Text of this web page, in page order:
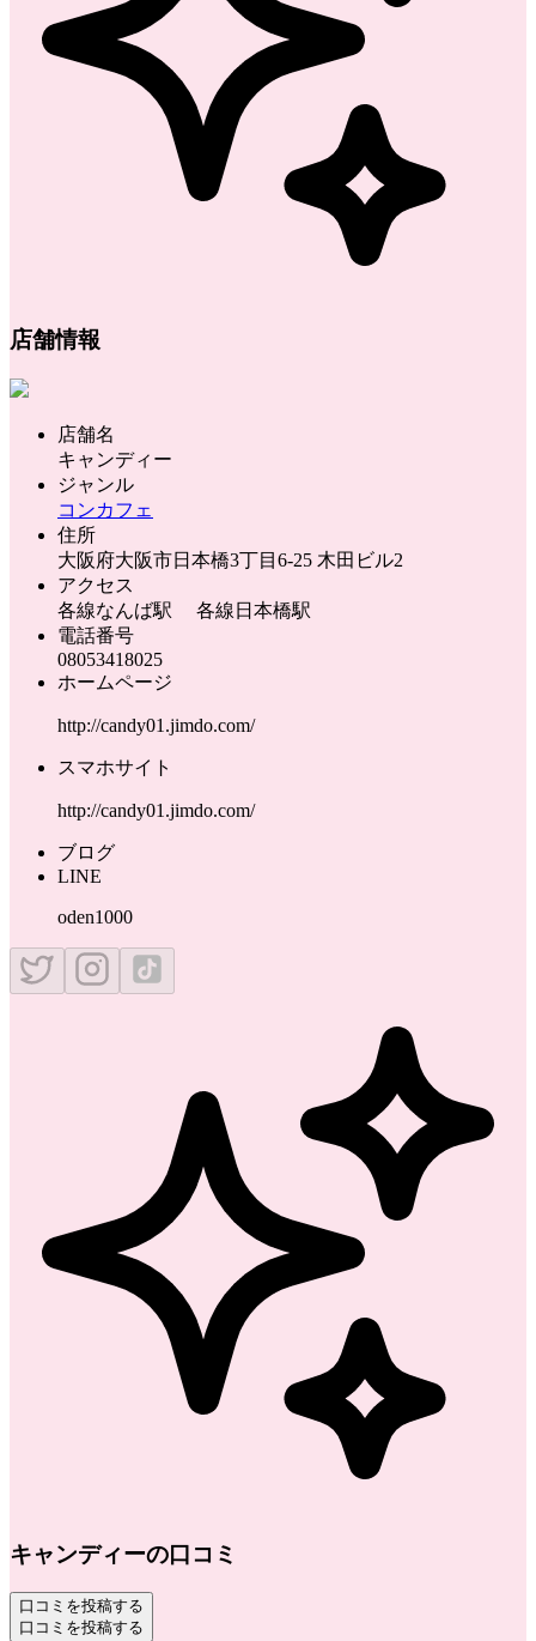
店舗情報
店舗名
キャンディー
ジャンル
コンカフェ
住所
大阪府大阪市日本橋3丁目6-25 木田ビル2
アクセス
各線なんば駅 各線日本橋駅
電話番号
08053418025
ホームページ
http://candy01.jimdo.com/
スマホサイト
http://candy01.jimdo.com/
ブログ
LINE
oden1000
キャンディーの口コミ
口コミを投稿する
口コミを投稿する